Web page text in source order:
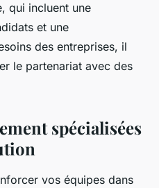
qui incluent une
et une
des entreprises, il
le partenariat avec des
spécialisées
vos équipes dans